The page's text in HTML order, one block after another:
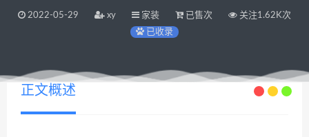
2022-05-29 xy 家装 已售次
关注1.62K次
已收录
正文概述